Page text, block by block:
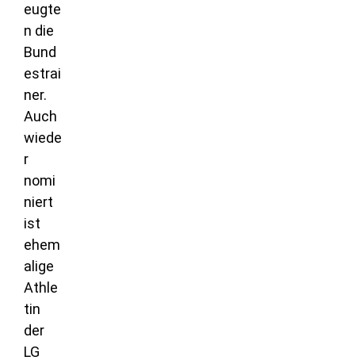
eugte
n die
Bund
estrai
ner.
Auch
wiede
r
nomi
niert
ist
ehem
alige
Athle
tin
der
LG